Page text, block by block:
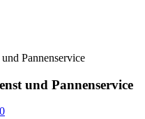
und Pannenservice